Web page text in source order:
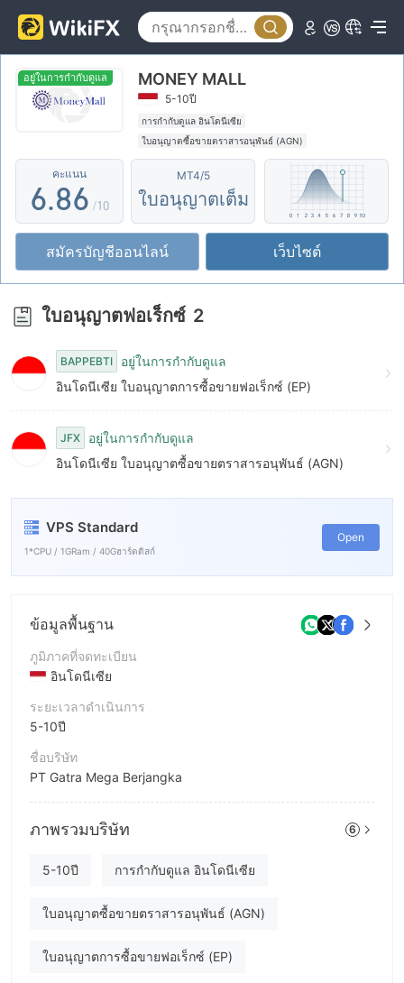
อยู่ในการกำกับดูแล MONEY MALL
5-10ปี
การกำกับดูแล อินโดนีเซีย
ใบอนุญาตซื้อขายตราสารอนุพันธ์ (AGN)
ใบอนุญาต MT4 แบบเต็ม
โบร์กเกอร์ในภูมิภาค
คะแนน
1
2
3
5
6
7
8
9
.
3
4
5
7
8
9
1
2
3
5
6
7
8
9
/10
MT4/5
ใบอนุญาตเต็ม
สมัครบัญชีออนไลน์ เว็บไซต์
ใบอนุญาตฟอเร็กซ์ 2
BAPPEBTI
อยู่ในการกำกับดูแล
อินโดนีเซีย ใบอนุญาตการซื้อขายฟอเร็กซ์ (EP)
JFX
อยู่ในการกำกับดูแล
อินโดนีเซีย ใบอนุญาตซื้อขายตราสารอนุพันธ์ (AGN)
VPS Standard
1*CPU / 1GRam / 40Gฮาร์ดดิสก์
Open
ข้อมูลพื้นฐาน
ภูมิภาคที่จดทะเบียน
อินโดนีเซีย
ระยะเวลาดำเนินการ
5-10ปี
ชื่อบริษัท
PT Gatra Mega Berjangka
ชื่อย่อบริษัท
MONEY MALL
ภาพรวมบริษัท 6
5-10ปี การกำกับดูแล อินโดนีเซีย
ใบอนุญาตซื้อขายตราสารอนุพันธ์ (AGN)
ใบอนุญาตการซื้อขายฟอเร็กซ์ (EP)